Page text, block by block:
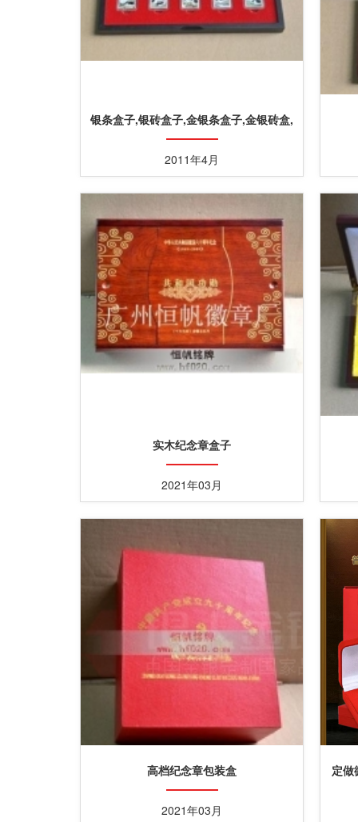
银条盒子,银砖盒子,金银条盒子,金银砖盒,
金银条盒
2011年4月
实木纪念章盒子
2021年03月
高档纪念章包装盒
2021年03月
定做